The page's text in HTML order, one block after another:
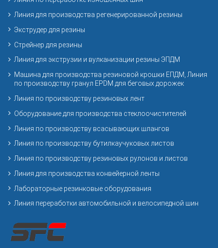
Линия для производства регенерированной резины
Экструдер для резины
Стрейнер для резины
Линия для экструзии и вулканизации резины ЭПДМ
Машина для производства резиновой крошки ЕПДМ, Линия
по производству гранул EPDM для беговых дорожек
Линия по производству резиновых лент
Оборудование для производства стеклоочистителей
Линия по производству всасывающих шлангов
Линия по производству бутилкаучуковых листов
Линия по производству резиновых рулонов и листов
Линия для производства конвейерной ленты
Лабораторные резинковые оборудования
Линия переработки автомобильной и велосипедной шин